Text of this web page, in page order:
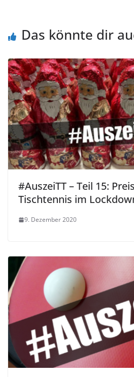
Das könnte dir
#AuszeiTT – Teil 15:
Tischtennis im
9. Dezember 2020